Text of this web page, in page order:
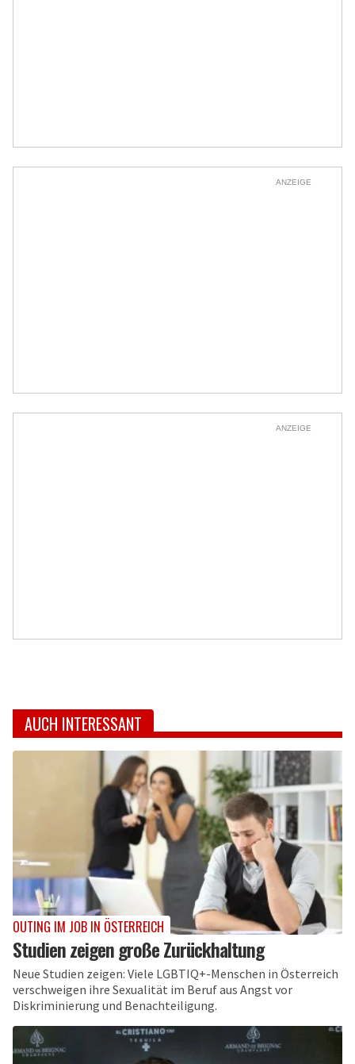
ANZEIGE
ANZEIGE
AUCH INTERESSANT
OUTING IM JOB IN ÖSTERREICH
Studien zeigen große Zurückhaltung
Neue Studien zeigen: Viele LGBTIQ+-Menschen in Österreich
verschweigen ihre Sexualität im Beruf aus Angst vor
Diskriminierung und Benachteiligung.